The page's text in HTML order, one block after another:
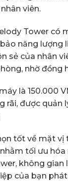
viên.
Tower có
năng lượng
sẻ của nhân
nhờ đồng
là 150.000
rãi, được quản
tốt về mặt vị
tối ưu
không gian
của bạn